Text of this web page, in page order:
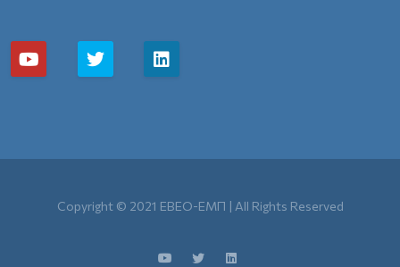
Copyright © 2021 ΕΒΕΟ-ΕΜΠ | All Rights Reserved